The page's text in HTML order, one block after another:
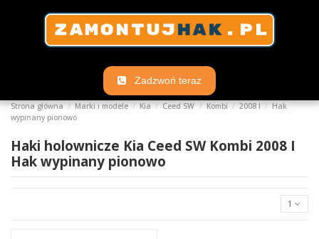
Zadzwoń teraz
Strona główna Marki i modele Kia Ceed SW Kombi 2008 I
Hak
wypinany pionowo
Haki holownicze Kia Ceed SW Kombi 2008 I
Hak wypinany pionowo
1